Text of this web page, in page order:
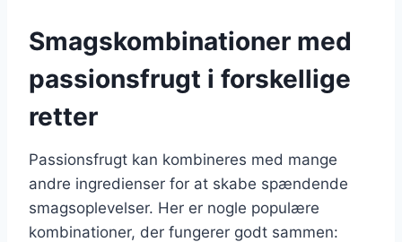
Smagskombinationer med
passionsfrugt i forskellige
retter
Passionsfrugt kan kombineres med mange
andre ingredienser for at skabe spændende
smagsoplevelser. Her er nogle populære
kombinationer, der fungerer godt sammen: